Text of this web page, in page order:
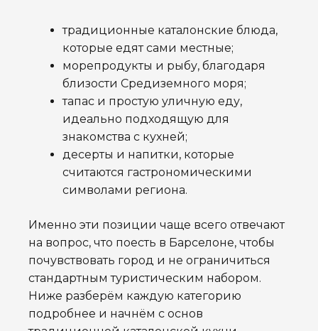
традиционные каталонские блюда,
которые едят сами местные;
морепродукты и рыбу, благодаря
близости Средиземного моря;
тапас и простую уличную еду,
идеально подходящую для
знакомства с кухней;
десерты и напитки, которые
считаются гастрономическими
символами региона.
Именно эти позиции чаще всего отвечают
на вопрос, что поесть в Барселоне, чтобы
почувствовать город и не ограничиться
стандартным туристическим набором.
Ниже разберём каждую категорию
подробнее и начнём с основ